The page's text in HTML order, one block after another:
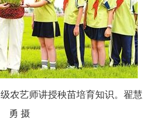
农艺师讲授秧苗培育知识。翟慧
勇 摄